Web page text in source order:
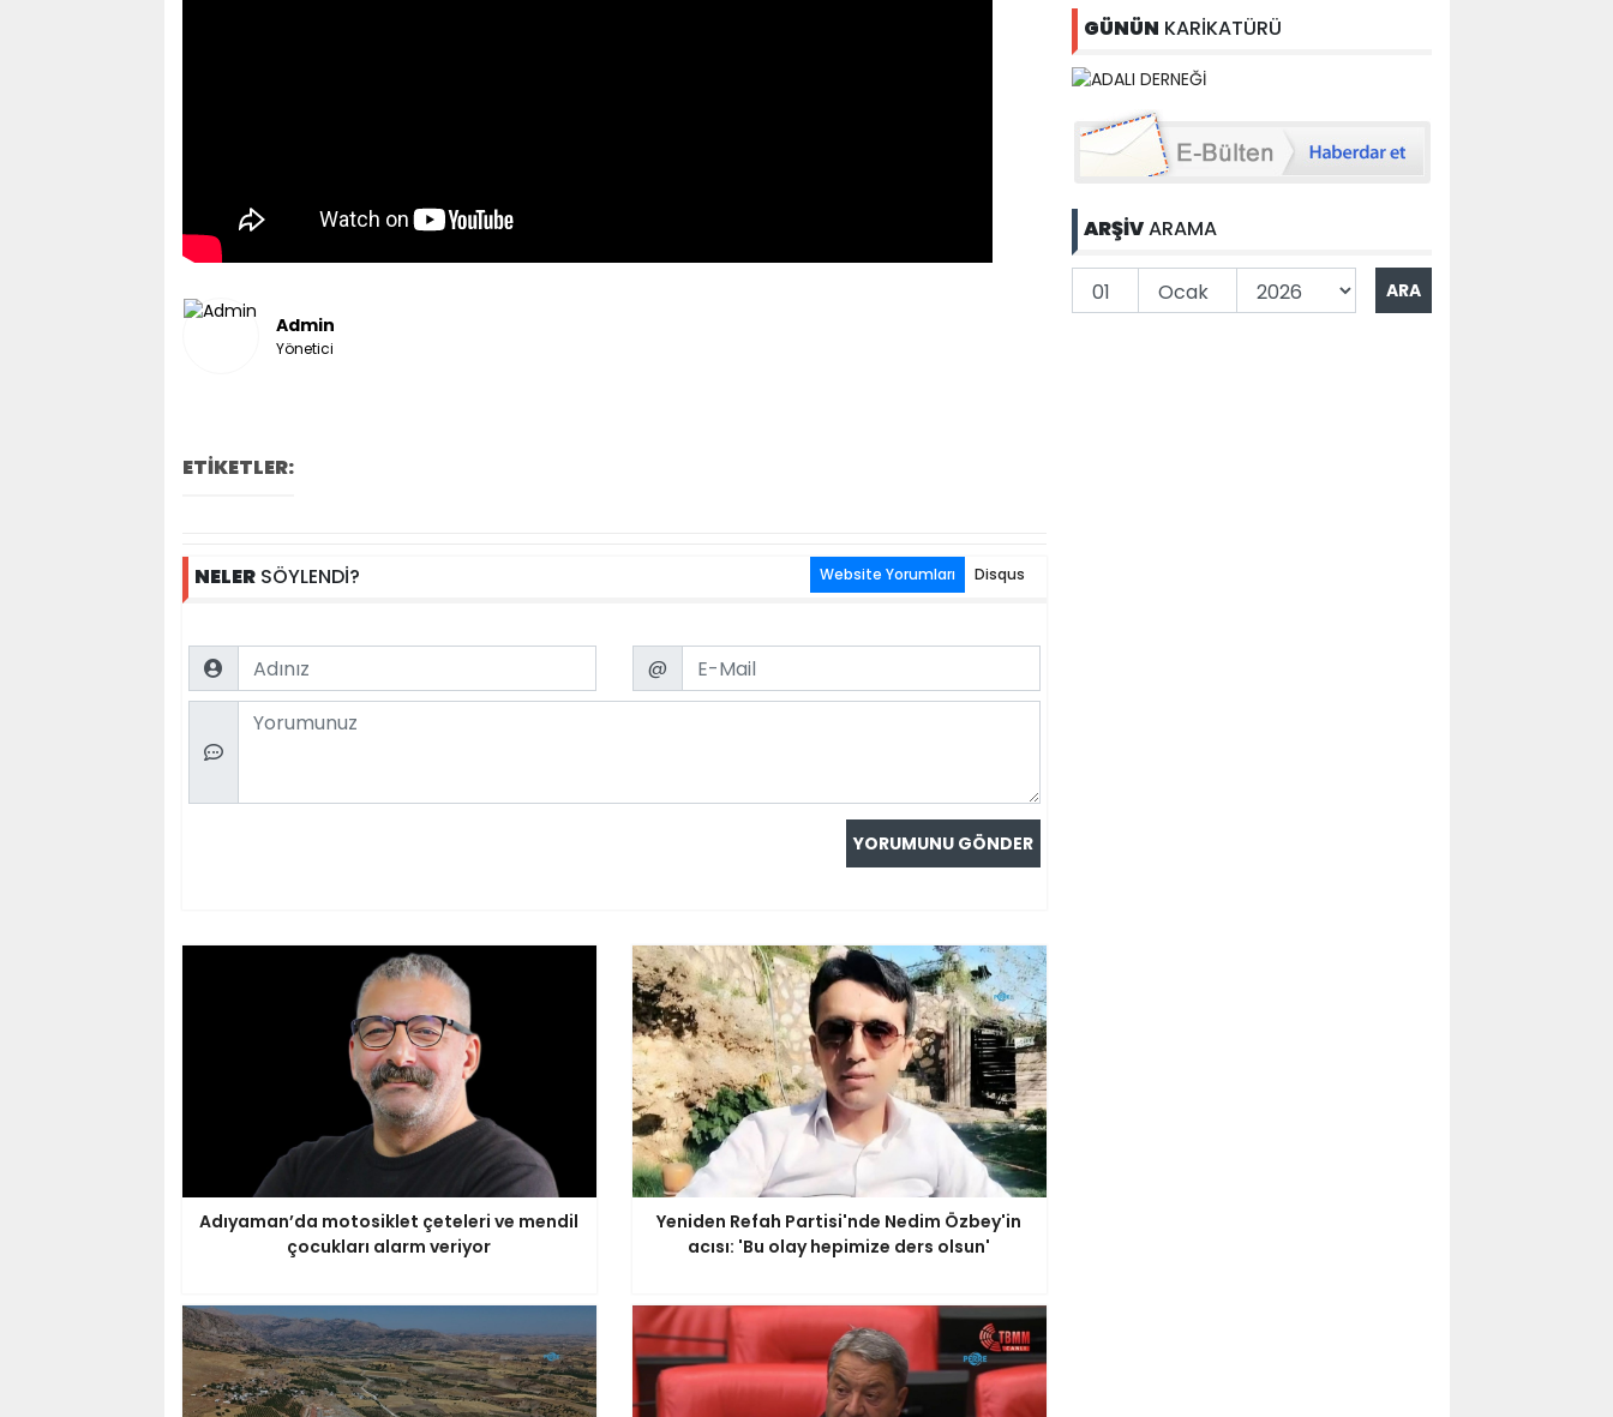
Admin
Yönetici
ETİKETLER:
NELERSÖYLENDİ? Website Yorumları Disqus
Name Email
@
Comment
Adıyaman’da motosiklet çeteleri ve mendil
çocukları alarm veriyor
Yeniden Refah Partisi'nde Nedim Özbey'in
acısı: 'Bu olay hepimize ders olsun'
GÜNÜN KARİKATÜRÜ
ARŞİVARAMA